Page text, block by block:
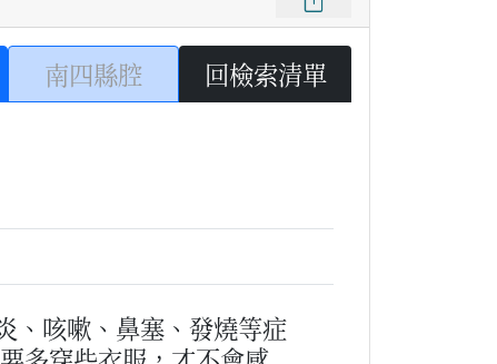
南四縣腔 回檢索清單
、咳嗽、鼻塞、發燒等症